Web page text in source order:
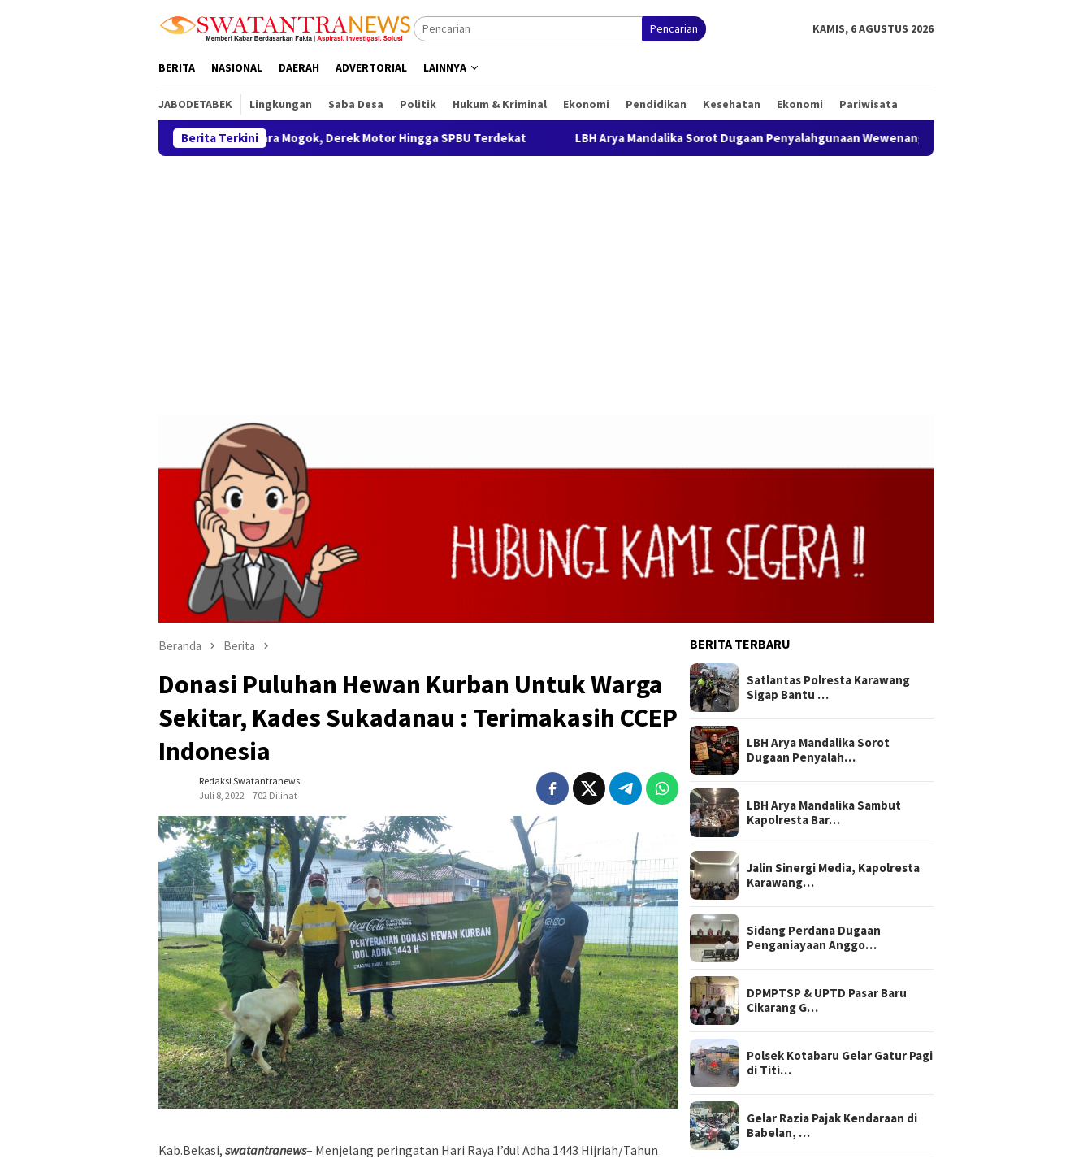
Pencarian KAMIS, 6 AGUSTUS 2026
BERITA NASIONAL DAERAH ADVERTORIAL LAINNYA
JABODETABEK Lingkungan Saba Desa Politik Hukum & Kriminal Ekonomi Pendidikan Kesehatan Ekonomi Pariwisata
Berita Terkini
Sigap Bantu Pengendara Mogok, Derek Motor Hingga SPBU Terdekat LBH Arya Mandalika Sorot Dugaan Penyalahgunaan Wewenang Perizinan Perumahan di Karawang,
Beranda Berita
Donasi Puluhan Hewan Kurban Untuk Warga
Sekitar, Kades Sukadanau : Terimakasih CCEP
Indonesia
Redaksi Swatantranews
Juli 8, 2022
702 Dilihat
Kab.Bekasi, swatantranews– Menjelang peringatan Hari Raya I’dul Adha 1443 Hijriah/Tahun
BERITA TERBARU
Satlantas Polresta Karawang
Sigap Bantu …
LBH Arya Mandalika Sorot
Dugaan Penyalah…
LBH Arya Mandalika Sambut
Kapolresta Bar…
Jalin Sinergi Media, Kapolresta
Karawang…
Sidang Perdana Dugaan
Penganiayaan Anggo…
DPMPTSP & UPTD Pasar Baru
Cikarang G…
Polsek Kotabaru Gelar Gatur Pagi
di Titi…
Gelar Razia Pajak Kendaraan di
Babelan, …